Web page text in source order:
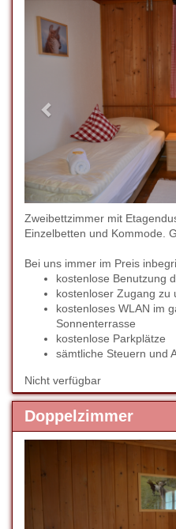
Previous
Zweibettzimmer mit
Einzelbetten und Kommode.
Bei uns immer im Preis
kostenlose Benutzung
kostenloser Zugang zu
kostenloses WLAN im
Sonnenterrasse
kostenlose Parkplätze
sämtliche Steuern und
Nicht verfügbar
Doppelzimmer